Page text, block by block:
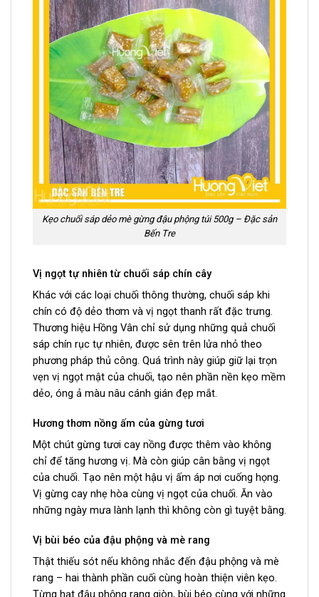
Kẹo chuối sáp dẻo mè gừng đậu phộng túi 500g – Đặc sản
Bến Tre
Vị ngọt tự nhiên từ chuối sáp chín cây
Khác với các loại chuối thông thường, chuối sáp khi
chín có độ dẻo thơm và vị ngọt thanh rất đặc trưng.
Thương hiệu Hồng Vân chỉ sử dụng những quả chuối
sáp chín rục tự nhiên, được sên trên lửa nhỏ theo
phương pháp thủ công. Quá trình này giúp giữ lại trọn
vẹn vị ngọt mật của chuối, tạo nên phần nền kẹo mềm
dẻo, óng ả màu nâu cánh gián đẹp mắt.
Hương thơm nồng ấm của gừng tươi
Một chút gừng tươi cay nồng được thêm vào không
chỉ để tăng hương vị. Mà còn giúp cân bằng vị ngọt
của chuối. Tạo nên một hậu vị ấm áp nơi cuống họng.
Vị gừng cay nhẹ hòa cùng vị ngọt của chuối. Ăn vào
những ngày mưa lành lạnh thì không còn gì tuyệt bằng.
Vị bùi béo của đậu phộng và mè rang
Thật thiếu sót nếu không nhắc đến đậu phộng và mè
rang – hai thành phần cuối cùng hoàn thiện viên kẹo.
Từng hạt đậu phộng rang giòn, bùi béo cùng với những